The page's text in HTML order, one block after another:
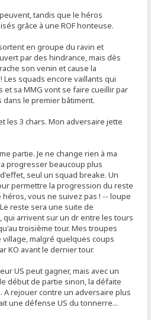
tandis que le héros
grâce à une ROF honteuse.
en groupe du ravin et
par des hindrance, mais dès
son venin et cause la
squads encore vaillants qui
sa MMG vont se faire cueillir par
le premier bâtiment.
les 3 chars. Mon adversaire jette
partie. Je ne change rien à ma
progresser beaucoup plus
seul un squad breake. Un
permettre la progression du reste
vous ne suivez pas ! -- loupe
reste sera une suite de
qui arrivent sur un dr entre les tours
troisième tour. Mes troupes
malgré quelques coups
KO avant le dernier tour.
US peut gagner, mais avec un
début de partie sinon, la défaite
A rejouer contre un adversaire plus
une défense US du tonnerre...